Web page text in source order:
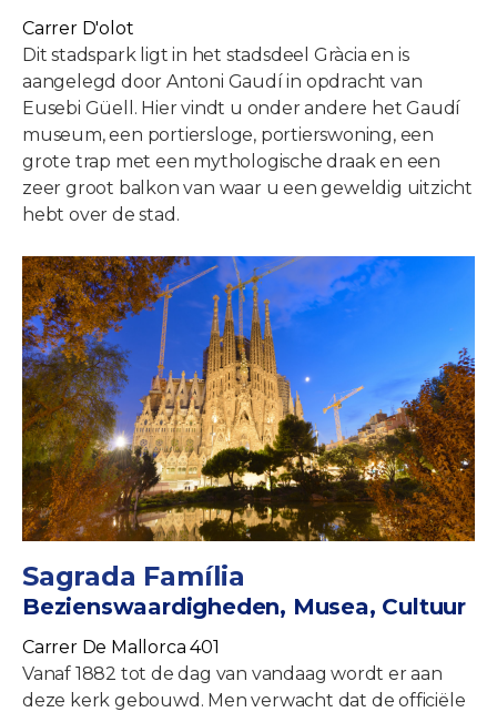
Carrer D'olot
Dit stadspark ligt in het stadsdeel Gràcia en is
aangelegd door Antoni Gaudí in opdracht van
Eusebi Güell. Hier vindt u onder andere het Gaudí
museum, een portiersloge, portierswoning, een
grote trap met een mythologische draak en een
zeer groot balkon van waar u een geweldig uitzicht
hebt over de stad.
Sagrada Família
Bezienswaardigheden, Musea, Cultuur
Carrer De Mallorca 401
Vanaf 1882 tot de dag van vandaag wordt er aan
deze kerk gebouwd. Men verwacht dat de officiële